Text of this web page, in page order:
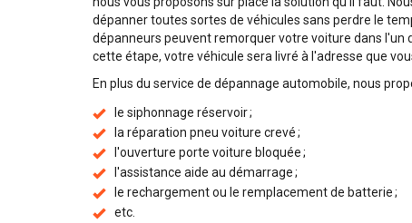
dépanner toutes sortes de véhicules sans perdre le
dépanneurs peuvent remorquer votre voiture dans
cette étape, votre véhicule sera livré à l'adresse que
En plus du service de dépannage automobile, nous
le siphonnage réservoir ;
la réparation pneu voiture crevé ;
l'ouverture porte voiture bloquée ;
l'assistance aide au démarrage ;
le rechargement ou le remplacement de batterie ;
etc.